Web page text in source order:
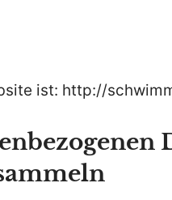
ist: http://